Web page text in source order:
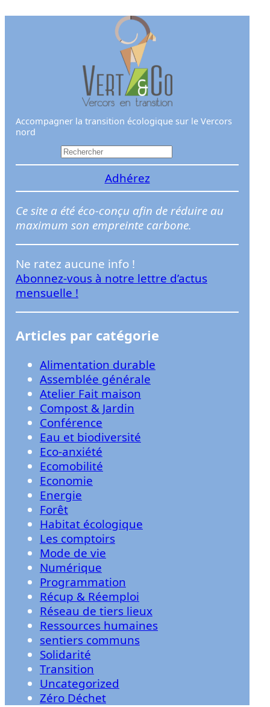
Accompagner la transition écologique sur le Vercors
nord
e
h
e
r
e
r
Adhérez
Ce site a été éco-conçu afin de réduire au
maximum son empreinte carbone.
Ne ratez aucune info !
Abonnez-vous à notre lettre d’actus
mensuelle !
Articles par catégorie
Alimentation durable
Assemblée générale
Atelier Fait maison
Compost & Jardin
Conférence
Eau et biodiversité
Eco-anxiété
Ecomobilité
Economie
Energie
Forêt
Habitat écologique
Les comptoirs
Mode de vie
Numérique
Programmation
Récup & Réemploi
Réseau de tiers lieux
Ressources humaines
sentiers communs
Solidarité
Transition
Uncategorized
Zéro Déchet